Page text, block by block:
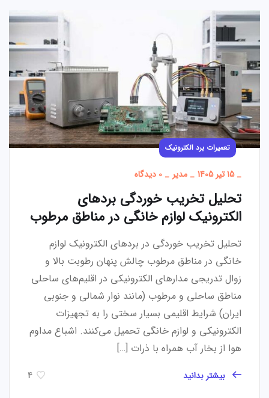
تعمیرات برد الکترونیک
_15 تیر 1405 _ مدیر _ 0 دیدگاه
تحلیل تخریب خوردگی بردهای
الکترونیک لوازم خانگی در مناطق مرطوب
تحلیل تخریب خوردگی در بردهای الکترونیک لوازم
خانگی در مناطق مرطوب چالش پنهان رطوبت بالا و
زوال تدریجی مدارهای الکترونیکی در اقلیم‌های ساحلی
مناطق ساحلی و مرطوب (مانند نوار شمالی و جنوبی
ایران) شرایط اقلیمی بسیار سختی را به تجهیزات
الکترونیکی و لوازم خانگی تحمیل می‌کنند. اشباع مداوم
هوا از بخار آب همراه با ذرات […]
بیشتر بدانید 4